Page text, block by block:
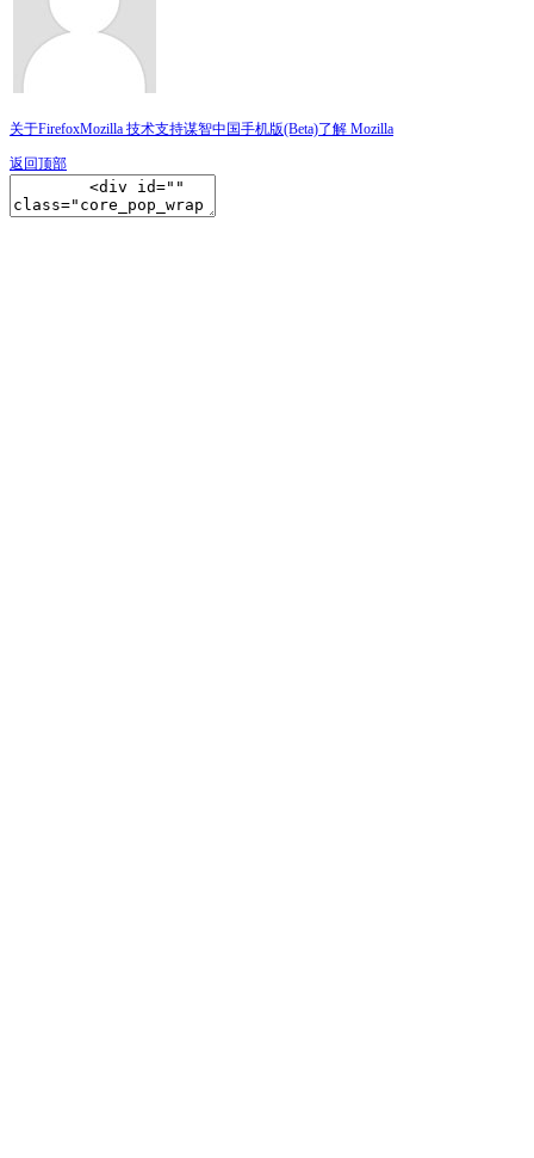
关于FirefoxMozilla 技术支持谋智中国手机版(Beta)了解 Mozilla
返回顶部